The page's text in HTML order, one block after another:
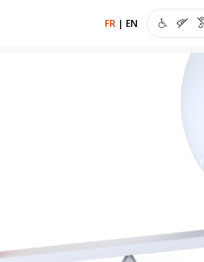
FR | EN
Régulation bancaire et
DE